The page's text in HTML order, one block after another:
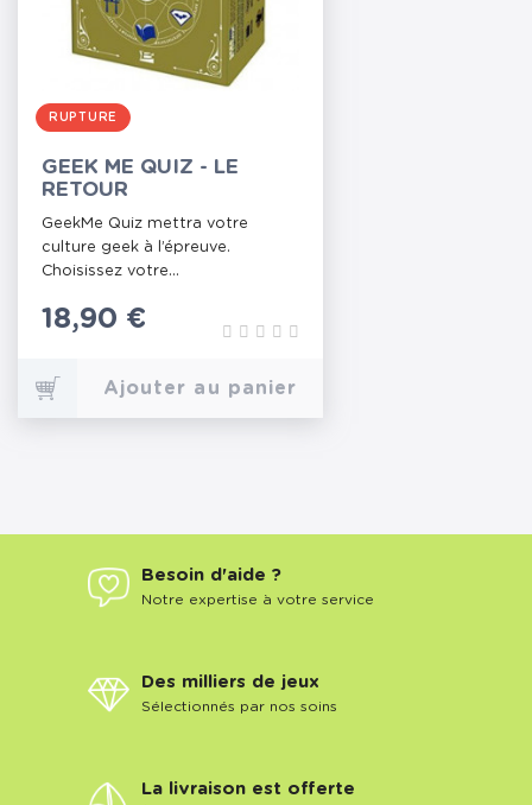
RUPTURE
GEEK ME QUIZ - LE
RETOUR
GeekMe Quiz mettra votre
culture geek à l’épreuve.
Choisissez votre...
Prix
18,90 €
Ajouter au panier
Besoin d'aide ?
Notre expertise à votre service
Des milliers de jeux
Sélectionnés par nos soins
La livraison est offerte